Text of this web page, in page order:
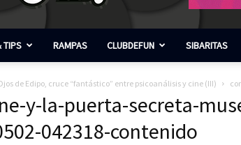
TIPS RAMPAS CLUBDEFUN SIBARITAS
de Edipo, cruce “fantástico” entre psicoanálisis y cine (III)
y-la-puerta-secreta-
042318-contenido